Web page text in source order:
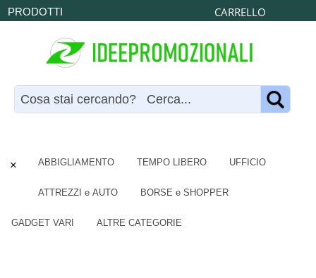
CARRELLO
× ABBIGLIAMENTO TEMPO LIBERO UFFICIO
ATTREZZI e AUTO BORSE e SHOPPER
GADGET VARI ALTRE CATEGORIE
PRODOTTI